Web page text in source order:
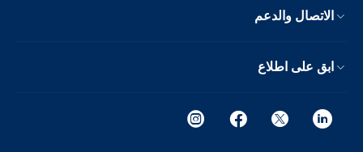
الاتصال والدعم
ابق على اطلاع